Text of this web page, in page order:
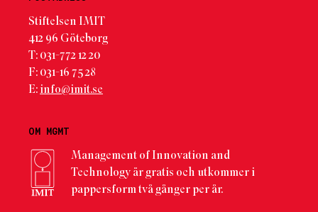
Stiftelsen IMIT
412 96 Göteborg
T: 031-772 12 20
F: 031-16 75 28
E: info@imit.se
OM MGMT
Management of Innovation and
Technology är gratis och utkommer i
pappersform två gånger per år.